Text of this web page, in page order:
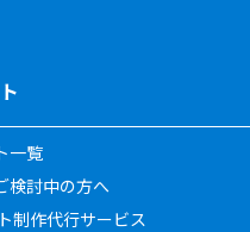
一覧
検討中の方へ
制作代行サービス